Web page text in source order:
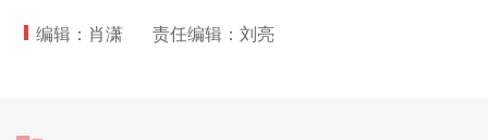
编辑：肖潇 责任编辑：刘亮